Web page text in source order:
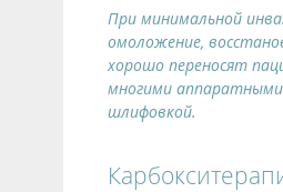
При минимальной
омоложение,
хорошо переносят
многими аппаратными
шлифовкой.